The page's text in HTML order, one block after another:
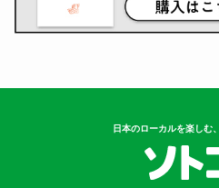
日本のローカルを楽しむ